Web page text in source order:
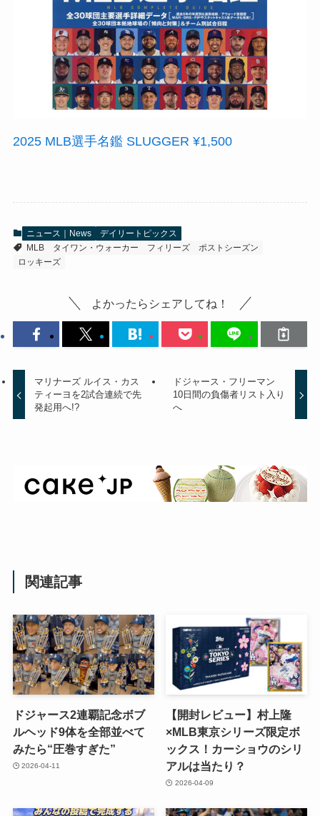
2025 MLB選手名鑑 SLUGGER ¥1,500
ニュース｜News
デイリートピックス
MLB
タイワン・ウォーカー フィリーズ
ポストシーズン
ロッキーズ
よかったらシェアしてね！
マリナーズ ルイス・カス
ティーヨを2試合連続で先
発起用へ!?
ドジャース・フリーマン
10日間の負傷者リスト入り
へ
関連記事
ドジャース2連覇記念ボブ
ルヘッド9体を全部並べて
みたら“圧巻すぎた”
2026-04-11
【開封レビュー】村上隆
×MLB東京シリーズ限定ボ
ックス！カーショウのシリ
アルは当たり？
2026-04-09